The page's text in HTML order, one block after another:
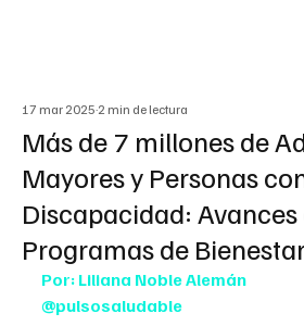
Más de 7 millones de
Mayores y Personas
Discapacidad: Avances
Programas de
17 mar 2025 2 min de lectura
Por: Liliana Noble Alemán
@pulsosaludable